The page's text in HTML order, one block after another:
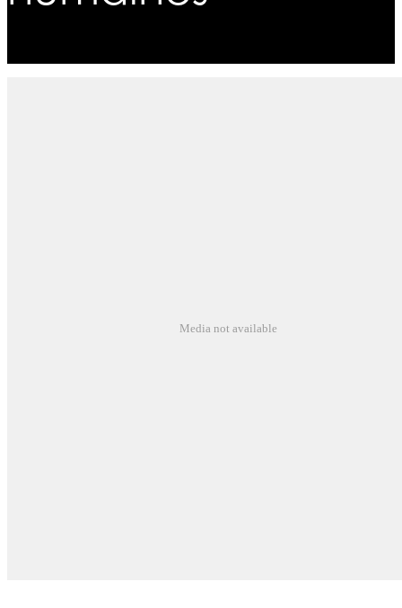
Media not available